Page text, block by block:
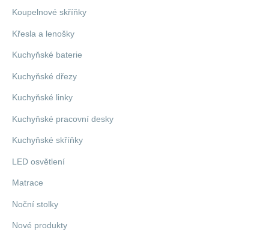
Koupelnové skříňky
Křesla a lenošky
Kuchyňské baterie
Kuchyňské dřezy
Kuchyňské linky
Kuchyňské pracovní desky
Kuchyňské skříňky
LED osvětlení
Matrace
Noční stolky
Nové produkty